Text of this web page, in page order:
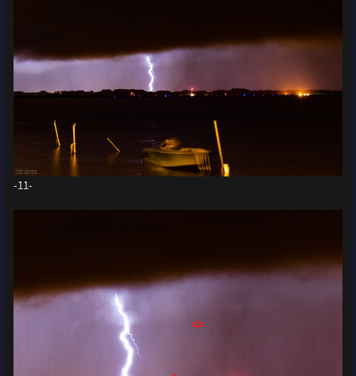
-11-